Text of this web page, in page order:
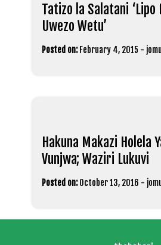
Tatizo la Salatani ‘Lipo
Uwezo Wetu’
Posted on: February 4, 2015 -
Hakuna Makazi Holela
Vunjwa; Waziri Lukuvi
Posted on: October 13, 2016 -